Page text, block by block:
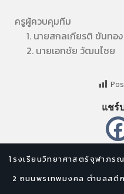
ครูผู้ควบคุมทีม
1. นายสกลเกียรติ ขันทอง
2. นายเอกชัย วัฒนไชย
แชร์
โรงเรียนวิทยาศาสตร์จุฬาภร
2 ถนนพรเทพมงคล ตำบลสตึ